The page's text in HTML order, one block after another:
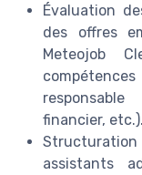
Évaluation
des offres
Meteojob
financier, etc.).
Structuration
assistants